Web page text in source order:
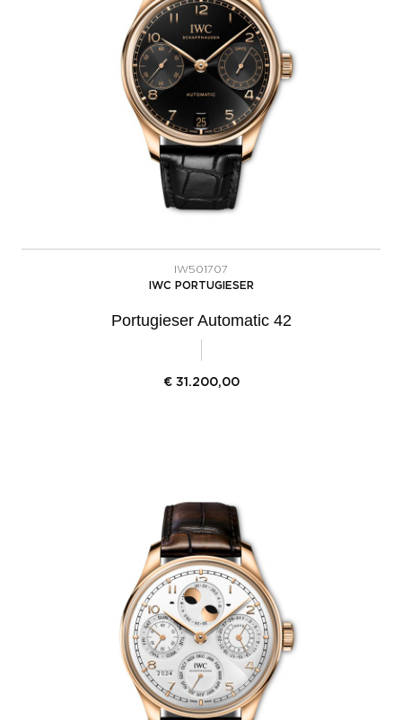
IW501707
IWC PORTUGIESER
Portugieser Automatic 42
€ 31.200,00